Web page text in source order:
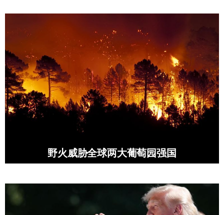
野火威胁全球两大葡萄园强国